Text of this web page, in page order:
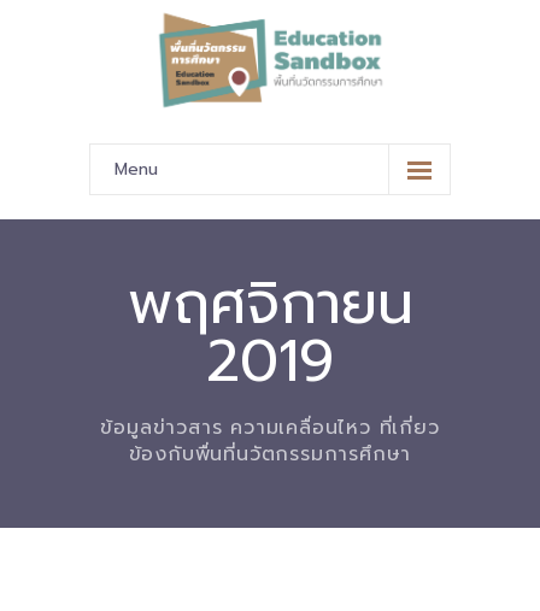
Menu
หน้าหลัก
-- มาตรฐานข้อมูลและมาตรฐานการแลกเปลี่ยนข้อมูล
-- สถานศึกษานำร่อง
-- EdusandboxGM
-- ปฏิทินการขับเคลื่อนพื้นที่นวัตกรรมการศึกษา
พฤศจิกายน
2019
ข้อมูลข่าวสาร ความเคลื่อนไหว ที่เกี่ยว
ข้องกับพื่นที่นวัตกรรมการศึกษา